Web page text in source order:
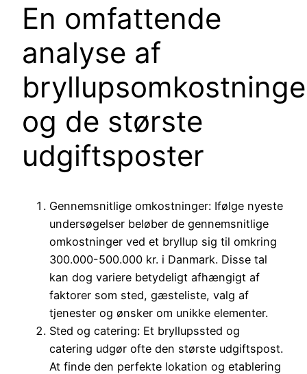
En omfattende
analyse af
og de største
udgiftsposter
Gennemsnitlige omkostninger: Ifølge nyeste
undersøgelser beløber de gennemsnitlige
omkostninger ved et bryllup sig til omkring
300.000-500.000 kr. i Danmark. Disse tal
kan dog variere betydeligt afhængigt af
faktorer som sted, gæsteliste, valg af
tjenester og ønsker om unikke elementer.
Sted og catering: Et bryllupssted og
catering udgør ofte den største udgiftspost.
At finde den perfekte lokation og etablering